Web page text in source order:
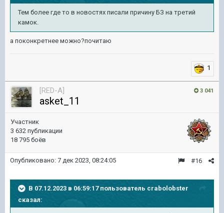
Тем более где то в новостях писали причину БЗ на третий
камок.
а поконкретнее можно?почитаю
1
3 041
[RED-A]
asket_11
Участник
3 632 публикации
18 795 боёв
#16
Опубликовано: 7 дек 2023, 08:24:05
В 07.12.2023 в 06:59:17 пользователь crabolobster
сказал: